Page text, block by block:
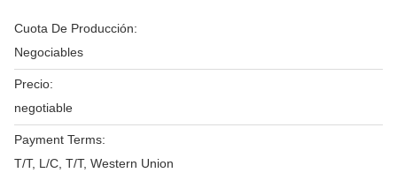
Cuota De Producción:
Negociables
Precio:
negotiable
Payment Terms:
T/T, L/C, T/T, Western Union